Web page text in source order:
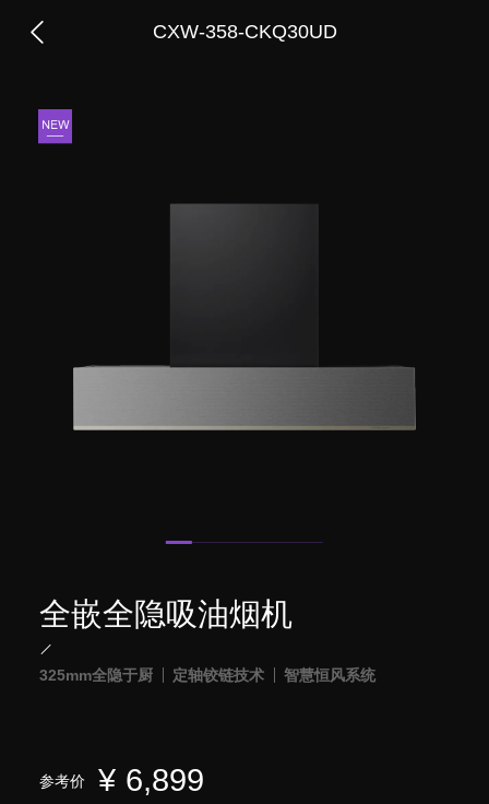
CXW-358-CKQ30UD
全嵌全隐吸油烟机
325mm全隐于厨 定轴铰链技术 智慧恒风系统
参考价 ¥ 6,899